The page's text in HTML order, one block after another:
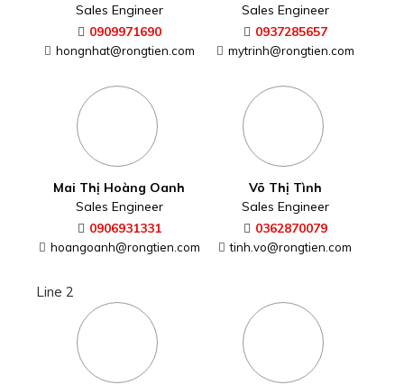
Sales Engineer
0909971690
hongnhat@rongtien.com
Sales Engineer
0937285657
mytrinh@rongtien.com
Mai Thị Hoàng Oanh
Sales Engineer
0906931331
hoangoanh@rongtien.com
Võ Thị Tình
Sales Engineer
0362870079
tinh.vo@rongtien.com
Line 2